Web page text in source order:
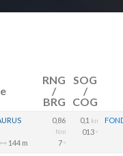
RNG
/
BRG
SOG
/
COG
144 m
0,86
Nm
7º
0,1 kn
013º